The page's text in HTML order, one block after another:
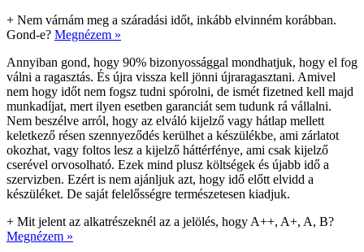
+ Nem várnám meg a száradási időt, inkább elvinném korábban.
Gond-e? Megnézem »
Annyiban gond, hogy 90% bizonyossággal mondhatjuk, hogy el fog
válni a ragasztás. És újra vissza kell jönni újraragasztani. Amivel
nem hogy időt nem fogsz tudni spórolni, de ismét fizetned kell majd
munkadíjat, mert ilyen esetben garanciát sem tudunk rá vállalni.
Nem beszélve arról, hogy az elváló kijelző vagy hátlap mellett
keletkező résen szennyeződés kerülhet a készülékbe, ami zárlatot
okozhat, vagy foltos lesz a kijelző háttérfénye, ami csak kijelző
cserével orvosolható. Ezek mind plusz költségek és újabb idő a
szervizben. Ezért is nem ajánljuk azt, hogy idő előtt elvidd a
készüléket. De saját felelősségre természetesen kiadjuk.
+ Mit jelent az alkatrészeknél az a jelölés, hogy A++, A+, A, B?
Megnézem »